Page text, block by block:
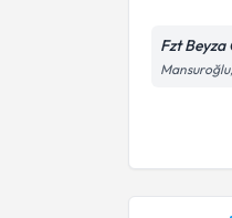
Fzt Beyza